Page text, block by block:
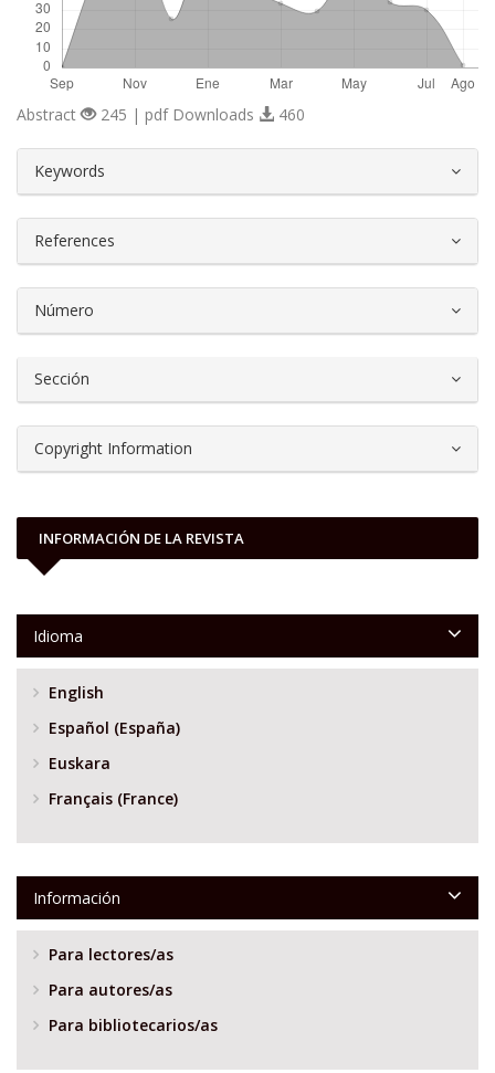
Abstract 245 | pdf Downloads 460
Keywords
References
Número
Sección
Copyright Information
INFORMACIÓN DE LA REVISTA
Idioma
English
Español (España)
Euskara
Français (France)
Información
Para lectores/as
Para autores/as
Para bibliotecarios/as